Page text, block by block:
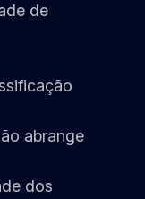
de
abrange
dos